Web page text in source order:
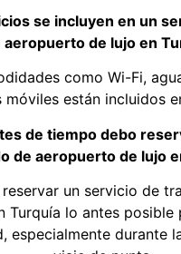
se incluyen en un
aeropuerto de lujo en
como Wi-Fi,
móviles están incluidos
de tiempo debo
de aeropuerto de lujo
reservar un servicio de
Turquía lo antes posible
especialmente durante